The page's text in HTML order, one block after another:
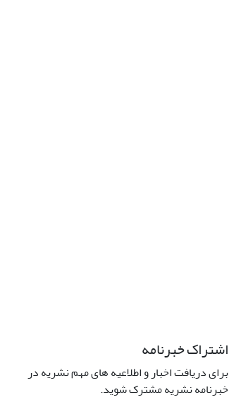
اشتراک خبرنامه
برای دریافت اخبار و اطلاعیه های مهم نشریه در
خبرنامه نشریه مشترک شوید.